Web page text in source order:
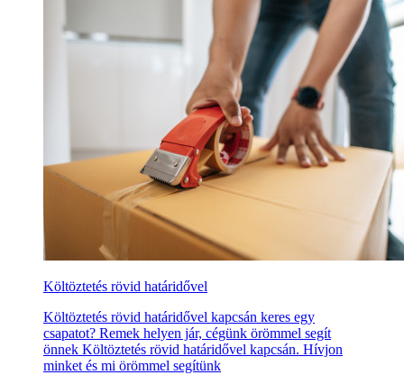
Költöztetés rövid határidővel
Költöztetés rövid határidővel kapcsán keres egy
csapatot? Remek helyen jár, cégünk örömmel segít
önnek Költöztetés rövid határidővel kapcsán. Hívjon
minket és mi örömmel segítünk